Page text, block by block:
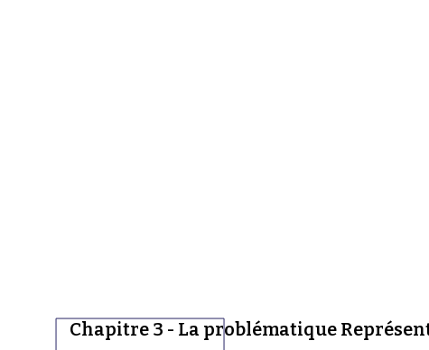
Chapitre 3 - La problématique